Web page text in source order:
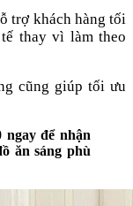
trợ khách hàng tối
thay vì làm theo
cũng giúp tối ưu
ngay để nhận
ăn sáng phù